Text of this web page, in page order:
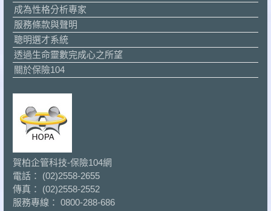
成為性格分析專家
服務條款與聲明
聰明選才系統
透過生命靈數完成心之所望
關於保險104
賀柏企管科技-保險104網
電話： (02)2558-2655
傳真： (02)2558-2552
服務專線： 0800-288-686